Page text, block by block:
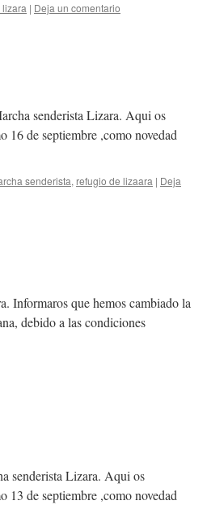
| Deja un comentario
senderista Lizara. Aqui os
16 de septiembre ,como novedad
senderista, refugio de lizaara | Deja
Informaros que hemos cambiado la
debido a las condiciones
senderista Lizara. Aqui os
13 de septiembre ,como novedad